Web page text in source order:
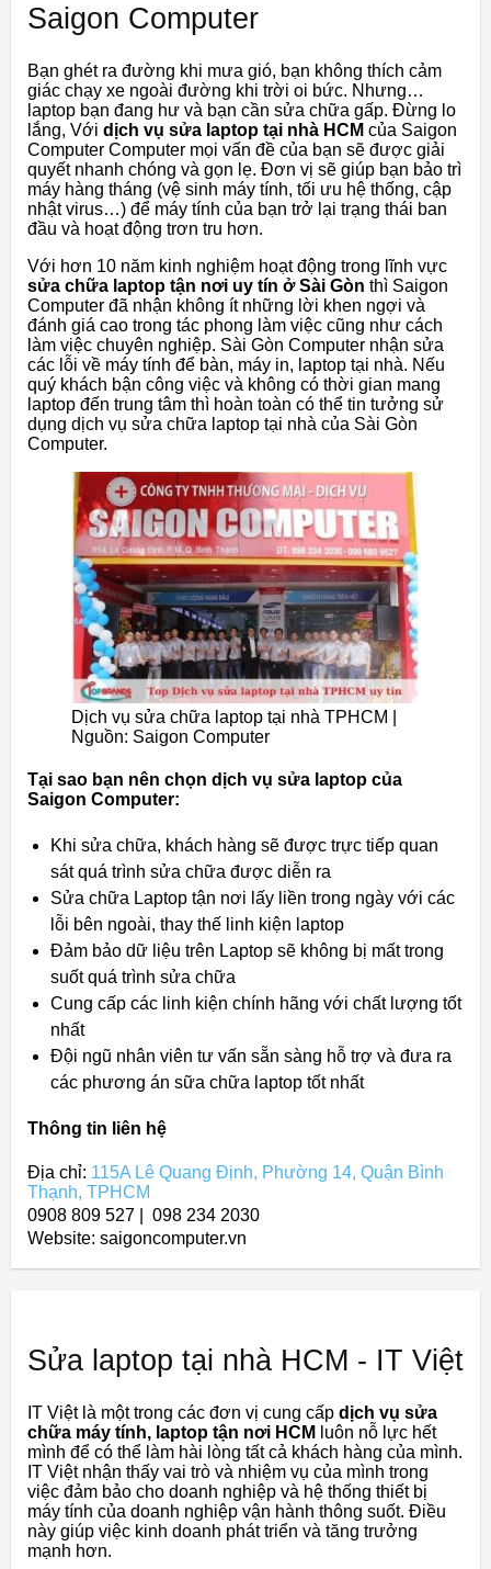
Saigon Computer
Bạn ghét ra đường khi mưa gió, bạn không thích cảm
giác chạy xe ngoài đường khi trời oi bức. Nhưng…
laptop bạn đang hư và bạn cần sửa chữa gấp. Đừng lo
lắng, Với dịch vụ sửa laptop tại nhà HCM của Saigon
Computer Computer mọi vấn đề của bạn sẽ được giải
quyết nhanh chóng và gọn lẹ. Đơn vị sẽ giúp bạn bảo trì
máy hàng tháng (vệ sinh máy tính, tối ưu hệ thống, cập
nhật virus…) để máy tính của bạn trở lại trạng thái ban
đầu và hoạt động trơn tru hơn.
Với hơn 10 năm kinh nghiệm hoạt động trong lĩnh vực
sửa chữa laptop tận nơi uy tín ở Sài Gòn thì Saigon
Computer đã nhận không ít những lời khen ngợi và
đánh giá cao trong tác phong làm việc cũng như cách
làm việc chuyên nghiệp. Sài Gòn Computer nhận sửa
các lỗi về máy tính để bàn, máy in, laptop tại nhà. Nếu
quý khách bận công việc và không có thời gian mang
laptop đến trung tâm thì hoàn toàn có thể tin tưởng sử
dụng dịch vụ sửa chữa laptop tại nhà của Sài Gòn
Computer.
Dịch vụ sửa chữa laptop tại nhà TPHCM |
Nguồn: Saigon Computer
Tại sao bạn nên chọn dịch vụ sửa laptop của
Saigon Computer:
Khi sửa chữa, khách hàng sẽ được trực tiếp quan
sát quá trình sửa chữa được diễn ra
Sửa chữa Laptop tận nơi lấy liền trong ngày với các
lỗi bên ngoài, thay thế linh kiện laptop
Đảm bảo dữ liệu trên Laptop sẽ không bị mất trong
suốt quá trình sửa chữa
Cung cấp các linh kiện chính hãng với chất lượng tốt
nhất
Đội ngũ nhân viên tư vấn sẵn sàng hỗ trợ và đưa ra
các phương án sữa chữa laptop tốt nhất
Thông tin liên hệ
Địa chỉ: 115A Lê Quang Định, Phường 14, Quận Bình
Thạnh, TPHCM
0908 809 527 | 098 234 2030
Website: saigoncomputer.vn
Sửa laptop tại nhà HCM - IT Việt
IT Việt là một trong các đơn vị cung cấp dịch vụ sửa
chữa máy tính, laptop tận nơi HCM
luôn nỗ lực hết
mình để có thể làm hài lòng tất cả khách hàng của mình.
IT Việt nhận thấy vai trò và nhiệm vụ của mình trong
việc đảm bảo cho doanh nghiệp và hệ thống thiết bị
máy tính của doanh nghiệp vận hành thông suốt. Điều
này giúp việc kinh doanh phát triển và tăng trưởng
mạnh hơn.